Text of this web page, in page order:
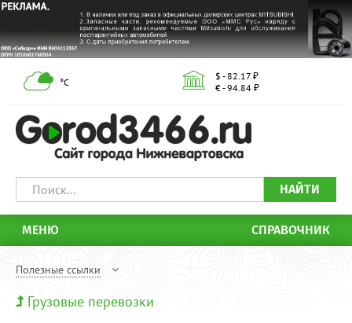
°С
$ - 82.17 ₽
€ - 94.84 ₽
НАЙТИ
МЕНЮ СПРАВОЧНИК
Полезные ссылки
Грузовые перевозки